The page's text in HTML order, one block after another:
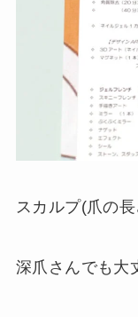
スカルプ(爪の
深爪さんでも大